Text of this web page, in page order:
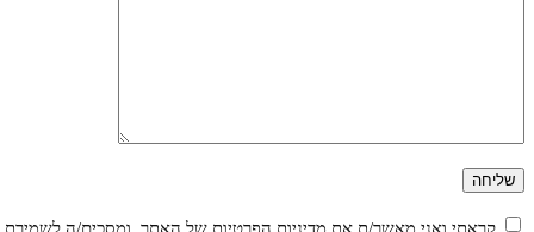
קראתי ואני מאשר/ת את מדיניות הפרטיות של האתר, ומסכים/ה לשמירת